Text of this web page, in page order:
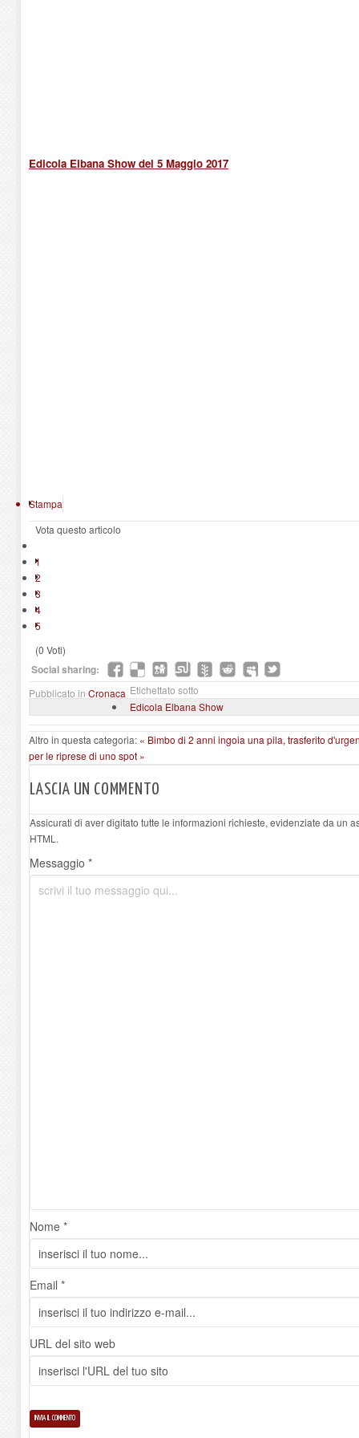
Edicola Elbana Show del 5 Maggio 2017
Stampa
Vota questo articolo
1
2
3
4
5
(0 Voti)
Social sharing:
Pubblicato in Cronaca Etichettato sotto
Edicola Elbana Show
Altro in questa categoria: « Bimbo di 2 anni ingoia una pila, trasferito
per le riprese di uno spot »
LASCIA UN COMMENTO
Assicurati di aver digitato tutte le informazioni richieste, evidenziate da un
HTML.
Messaggio *
Nome *
Email *
URL del sito web